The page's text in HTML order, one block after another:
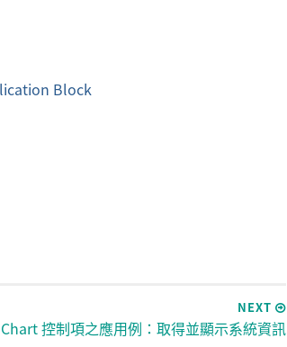
Block
NEXT
控制項之應用例：取得並顯示系統資訊